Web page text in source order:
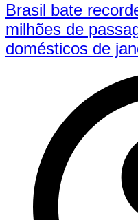
Brasil bate
milhões de
domésticos de